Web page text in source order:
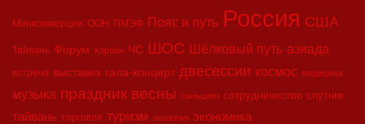
Минкоммерции ООН ПМЭФ Пояс и путь Россия США
Тайвань Форум Харбин ЧС ШОС Шёлковый путь азиада
встреча выставка гала-концерт двесессии космос медицина
музыка праздник весны синьцзян сотрудничество спутник
тайвань торговля туризм экология экономика